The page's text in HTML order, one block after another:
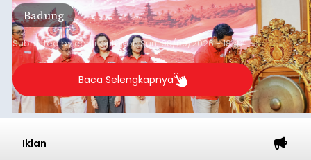
Ruang Kertha Gosana, Puspem Badung, Minggu
(9/8/2026).
Badung
Submitted bycontributoronSun, 08/09/2026 - 18:44
Baca Selengkapnya
Iklan